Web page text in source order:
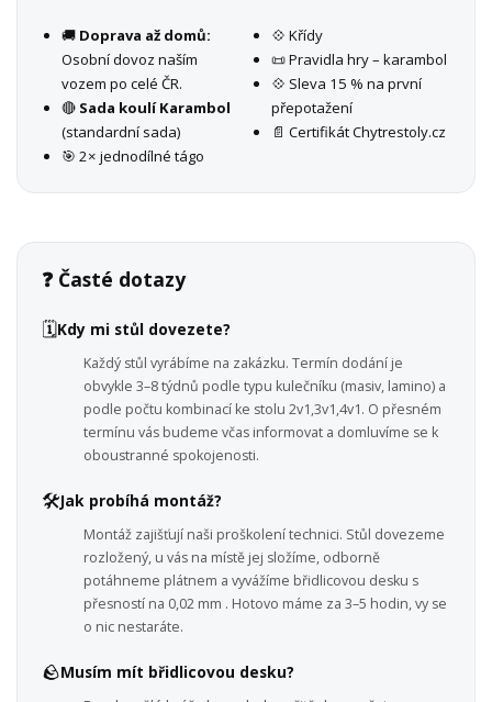
🚚 Doprava až domů:
Osobní dovoz naším
vozem po celé ČR.
🔴 Sada koulí Karambol
(standardní sada)
🎯 2× jednodílné tágo
💠 Křídy
📜 Pravidla hry – karambol
💠 Sleva 15 % na první
přepotažení
📄 Certifikát Chytrestoly.cz
❓ Časté dotazy
🗓️Kdy mi stůl dovezete?
Každý stůl vyrábíme na zakázku. Termín dodání je
obvykle 3–8 týdnů podle typu kulečníku (masiv, lamino) a
podle počtu kombinací ke stolu 2v1,3v1,4v1. O přesném
termínu vás budeme včas informovat a domluvíme se k
oboustranné spokojenosti.
🛠️Jak probíhá montáž?
Montáž zajišťují naši proškolení technici. Stůl dovezeme
rozložený, u vás na místě jej složíme, odborně
potáhneme plátnem a vyvážíme břidlicovou desku s
přesností na 0,02 mm . Hotovo máme za 3–5 hodin, vy se
o nic nestaráte.
🪨Musím mít břidlicovou desku?